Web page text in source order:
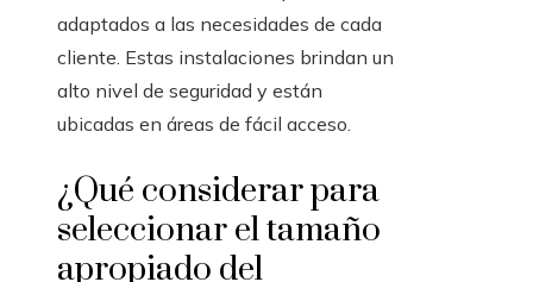
adaptados a las necesidades de cada
cliente. Estas instalaciones brindan un
alto nivel de seguridad y están
ubicadas en áreas de fácil acceso.
¿Qué considerar para
seleccionar el tamaño
apropiado del